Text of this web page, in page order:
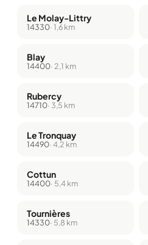
Le Molay-Littry
14330· 1,6 km
Blay
14400· 2,1 km
Rubercy
14710· 3,5 km
Le Tronquay
14490· 4,2 km
Cottun
14400· 5,4 km
Tournières
14330· 5,8 km